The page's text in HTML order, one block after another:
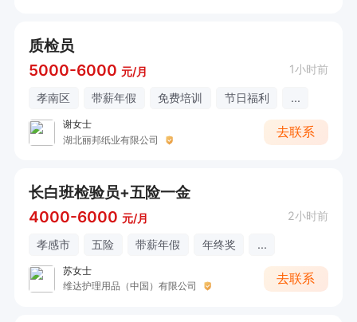
质检员
5000-6000 元/月 1小时前
孝南区 带薪年假 免费培训 节日福利 ...
谢女士
湖北丽邦纸业有限公司
去联系
长白班检验员+五险一金
4000-6000 元/月 2小时前
孝感市 五险 带薪年假 年终奖 ...
苏女士
维达护理用品（中国）有限公司
去联系